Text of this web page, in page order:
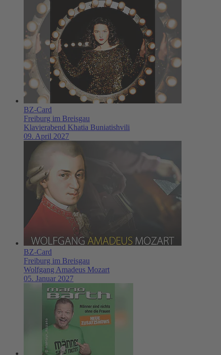
BZ-Card
Freiburg im Breisgau
Klavierabend Khatia Buniatishvili
09. April 2027
BZ-Card
Freiburg im Breisgau
Wolfgang Amadeus Mozart
05. Januar 2027